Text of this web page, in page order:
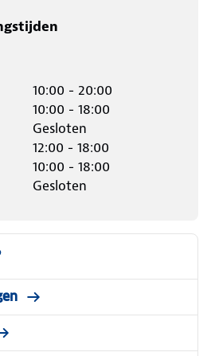
10:00 - 20:00
10:00 - 18:00
Gesloten
12:00 - 18:00
10:00 - 18:00
Gesloten